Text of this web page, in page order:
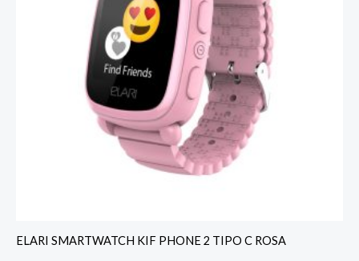
ELARI SMARTWATCH KIF PHONE 2 TIPO C ROSA